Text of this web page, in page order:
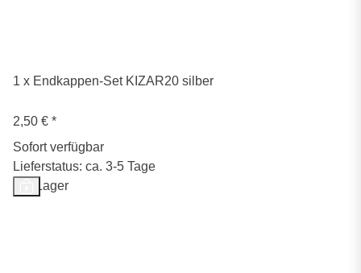
1 x Endkappen-Set KIZAR20 silber
2,50 € *
Sofort verfügbar
Lieferstatus: ca. 3-5 Tage
Auf Lager